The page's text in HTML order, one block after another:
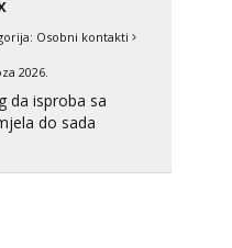
Osobni kontakti
2026.
da isproba sa
do sada